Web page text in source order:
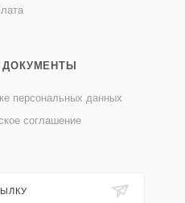
персональных данных
соглашение